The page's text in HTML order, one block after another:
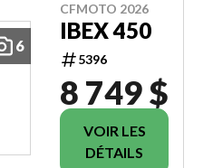
6
CFMOTO 2026
IBEX 450
5396
8 749 $
VOIR LES
DÉTAILS